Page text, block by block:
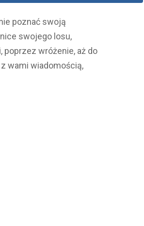
poznać swoją
swojego losu,
wróżenie, aż do
wami wiadomością,